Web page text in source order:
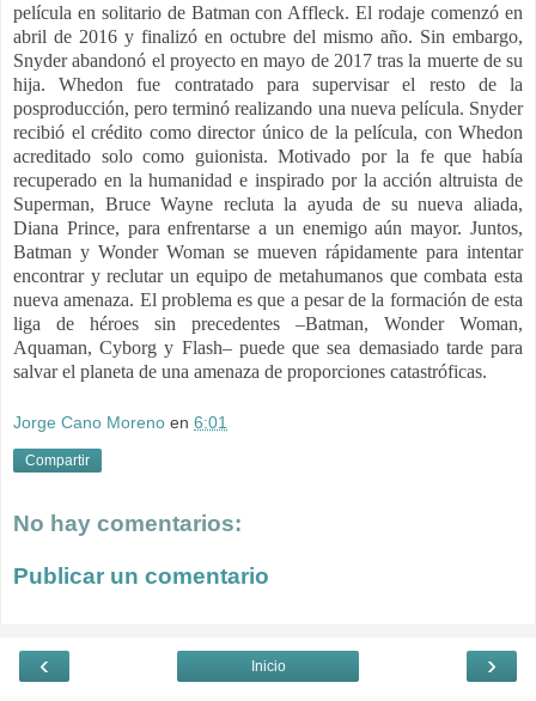
película en solitario de Batman con Affleck. El rodaje comenzó en
abril de 2016 y finalizó en octubre del mismo año. Sin embargo,
Snyder abandonó el proyecto en mayo de 2017 tras la muerte de su
hija. Whedon fue contratado para supervisar el resto de la
posproducción, pero terminó realizando una nueva película. Snyder
recibió el crédito como director único de la película, con Whedon
acreditado solo como guionista. Motivado por la fe que había
recuperado en la humanidad e inspirado por la acción altruista de
Superman, Bruce Wayne recluta la ayuda de su nueva aliada,
Diana Prince, para enfrentarse a un enemigo aún mayor. Juntos,
Batman y Wonder Woman se mueven rápidamente para intentar
encontrar y reclutar un equipo de metahumanos que combata esta
nueva amenaza. El problema es que a pesar de la formación de esta
liga de héroes sin precedentes –Batman, Wonder Woman,
Aquaman, Cyborg y Flash– puede que sea demasiado tarde para
salvar el planeta de una amenaza de proporciones catastróficas.
Jorge Cano Moreno en 6:01
Compartir
No hay comentarios:
Publicar un comentario
‹ ›
Inicio